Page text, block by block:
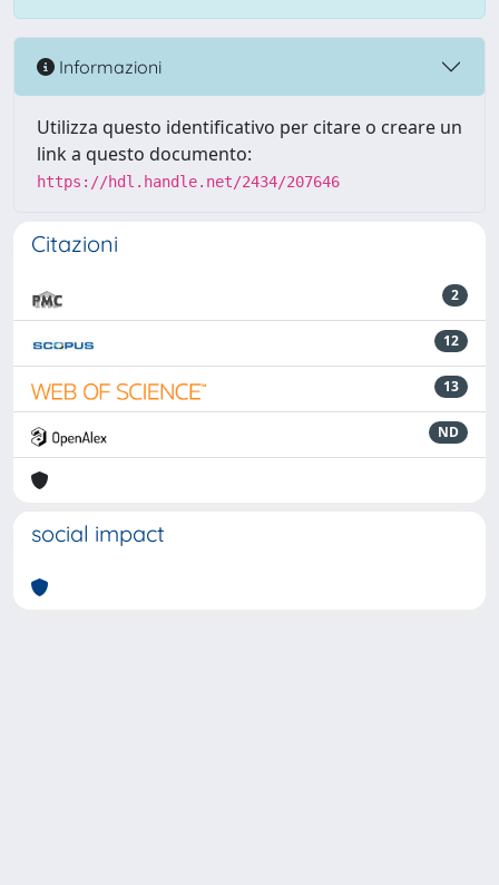
Informazioni
Utilizza questo identificativo per citare o creare un
link a questo documento:
https://hdl.handle.net/2434/207646
Citazioni
2
12
13
ND
social impact